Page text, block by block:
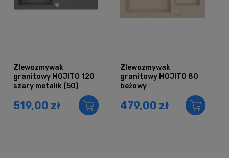
Zlewozmywak
granitowy MOJITO 120
szary metalik (50)
519,00 zł
Zlewozmywak
granitowy MOJITO 80
beżowy
479,00 zł